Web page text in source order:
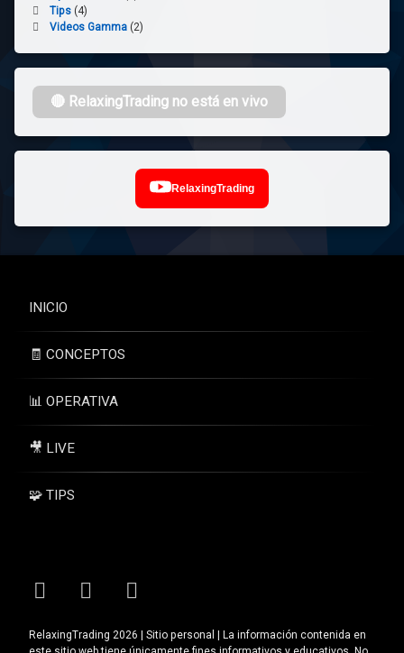
Tips(4)
Videos Gamma(2)
🔴 RelaxingTrading no está en vivo
RelaxingTrading
INICIO
🧾 CONCEPTOS
📊 OPERATIVA
🎥 LIVE
🧩 TIPS
Facebook
Instagram
YouTube
RelaxingTrading 2026 | Sitio personal | La información contenida en